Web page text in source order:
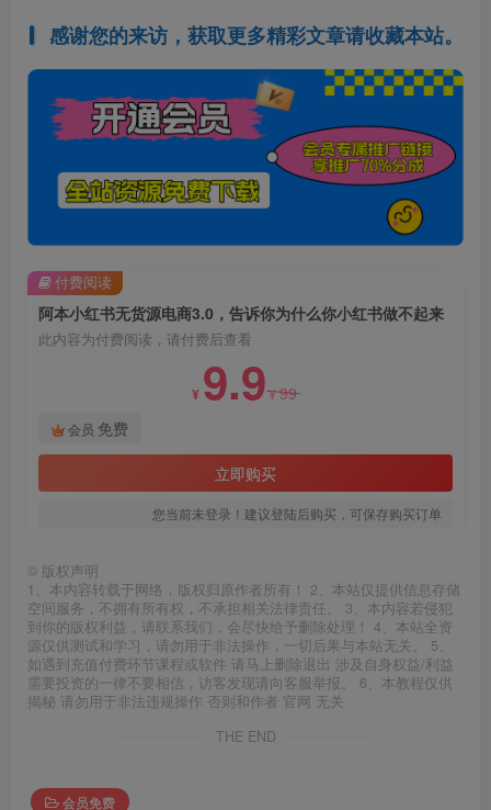
感谢您的来访，获取更多精彩文章请收藏本站。
阿本小红书无货源电商3.0，告诉你为什么你小红书做不起来
此内容为付费阅读，请付费后查看
¥ 9.9¥99
会员 免费
立即购买
您当前未登录！建议登陆后购买，可保存购买订单
付费阅读
© 版权声明
1、本内容转载于网络，版权归原作者所有！ 2、本站仅提供信息存储
空间服务，不拥有所有权，不承担相关法律责任。 3、本内容若侵犯
到你的版权利益，请联系我们，会尽快给予删除处理！ 4、本站全资
源仅供测试和学习，请勿用于非法操作，一切后果与本站无关。 5、
如遇到充值付费环节课程或软件 请马上删除退出 涉及自身权益/利益
需要投资的一律不要相信，访客发现请向客服举报。 6、本教程仅供
揭秘 请勿用于非法违规操作 否则和作者 官网 无关
THE END
会员免费